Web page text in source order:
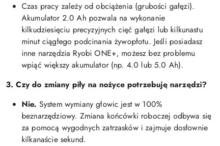
Czas pracy zależy od obciążenia (grubości gałęzi).
Akumulator 2.0 Ah pozwala na wykonanie
kilkudziesięciu precyzyjnych cięć gałęzi lub kilkunastu
minut ciągłego podcinania żywopłotu. Jeśli posiadasz
inne narzędzia Ryobi ONE+, możesz bez problemu
wpiąć większy akumulator (np. 4.0 lub 5.0 Ah).
3. Czy do zmiany piły na nożyce potrzebuję narzędzi?
Nie. System wymiany głowic jest w 100%
beznarzędziowy. Zmiana końcówki roboczej odbywa się
za pomocą wygodnych zatrzasków i zajmuje dosłownie
kilkanaście sekund.